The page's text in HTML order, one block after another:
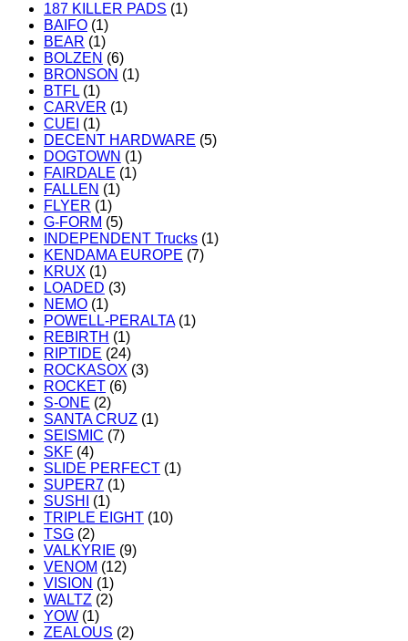
187 KILLER PADS (1)
BAIFO (1)
BEAR (1)
BOLZEN (6)
BRONSON (1)
BTFL (1)
CARVER (1)
CUEI (1)
DECENT HARDWARE (5)
DOGTOWN (1)
FAIRDALE (1)
FALLEN (1)
FLYER (1)
G-FORM (5)
INDEPENDENT Trucks (1)
KENDAMA EUROPE (7)
KRUX (1)
LOADED (3)
NEMO (1)
POWELL-PERALTA (1)
REBIRTH (1)
RIPTIDE (24)
ROCKASOX (3)
ROCKET (6)
S-ONE (2)
SANTA CRUZ (1)
SEISMIC (7)
SKF (4)
SLIDE PERFECT (1)
SUPER7 (1)
SUSHI
(1)
TRIPLE EIGHT (10)
TSG (2)
VALKYRIE (9)
VENOM (12)
VISION (1)
WALTZ (2)
YOW (1)
ZEALOUS (2)